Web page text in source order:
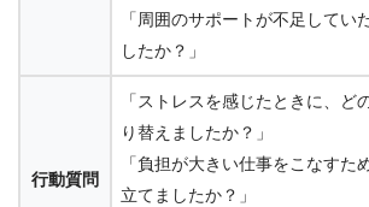
「周囲のサポートが不足してい
したか？」
行動質問
「ストレスを感じたときに、ど
り替えましたか？」
「負担が大きい仕事をこなすた
立てましたか？」